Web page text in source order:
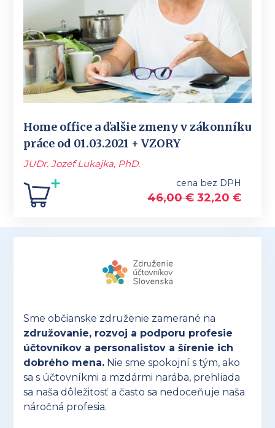
Home office a ďalšie zmeny v zákonníku
práce od 01.03.2021 + VZORY
JUDr. Jozef Lukajka, PhD.
cena bez DPH
46,00€ 32,20 €
Sme občianske združenie zamerané na
združovanie, rozvoj a podporu profesie
účtovníkov a personalistov a šírenie ich
dobrého mena. Nie sme spokojní s tým, ako
sa s účtovníkmi a mzdármi narába, prehliada
sa naša dôležitosť a často sa nedoceňuje naša
náročná profesia.